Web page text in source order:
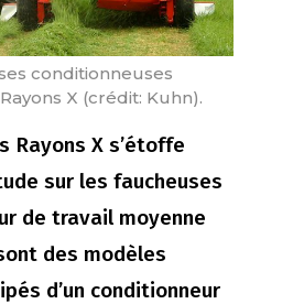
conditionneuses
X (crédit: Kuhn).
Rayons X s’étoffe
sur les faucheuses
de travail moyenne
des modèles
d’un conditionneur